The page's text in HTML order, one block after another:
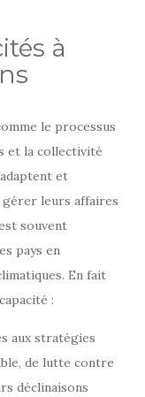
à
le processus
et la collectivité
et
gérer leurs affaires
souvent
pays en
En fait
:
aux stratégies
de lutte contre
déclinaisons